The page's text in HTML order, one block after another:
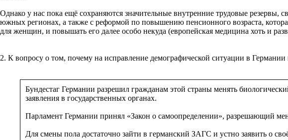
Однако у нас пока ещё сохраняются значительные внутренние трудовые
южных регионах, а также с реформой по повышению пенсионного возраста,
для женщин, и повышать его далее особо некуда (европейская медицина хоть и
2. К вопросу о том, почему на исправление демографической ситуации в
Бундестаг Германии разрешил гражданам этой страны менять
заявления в государственных органах.
Парламент Германии принял «Закон о самоопределении», разрешающий
Для смены пола достаточно зайти в германский ЗАГС и устно заявить о